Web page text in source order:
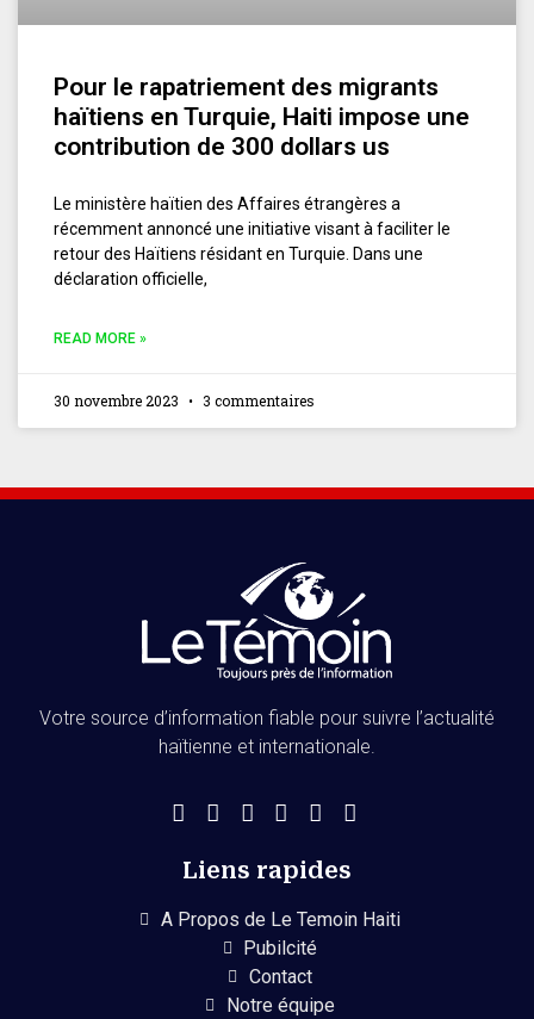
Pour le rapatriement des migrants
haïtiens en Turquie, Haiti impose une
contribution de 300 dollars us
Le ministère haïtien des Affaires étrangères a
récemment annoncé une initiative visant à faciliter le
retour des Haïtiens résidant en Turquie. Dans une
déclaration officielle,
READ MORE »
30 novembre 2023 3 commentaires
Votre source d’information fiable pour suivre l’actualité
haïtienne et internationale.
Liens rapides
A Propos de Le Temoin Haiti
Pubilcité
Contact
Notre équipe